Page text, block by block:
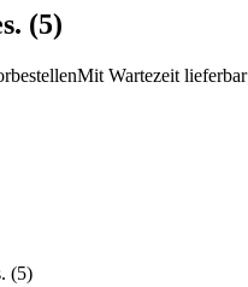
(5)
Mit Wartezeit lieferbar
(5)